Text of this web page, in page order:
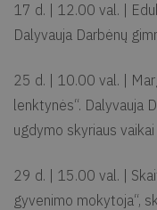
17 d. | 12.00 val. |
Dalyvauja Darbėnų
25 d. | 10.00 val. |
lenktynės“. Dalyvauja
ugdymo skyriaus vaikai
29 d. | 15.00 val. |
gyvenimo mokytoja“,